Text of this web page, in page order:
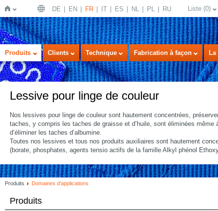
Page
d'accueil
DE EN FR IT ES NL PL RU Liste (0)
Produits Clients Technique Fabrication à façon
Lessive pour linge de couleur
Nos lessives pour linge de couleur sont hautement concentrées,
taches, y compris les taches de graisse et d’huile, sont éliminées
d’éliminer les taches d’albumine.
Toutes nos lessives et tous nos produits auxiliaires sont hautement
(borate, phosphates, agents tensio actifs de la famille Alkyl phénol
Produits Domaines d’applications
Produits